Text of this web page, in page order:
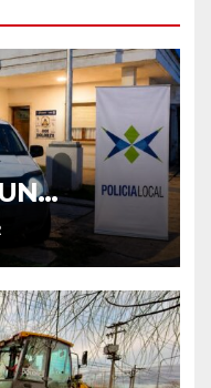
AMENAZAS